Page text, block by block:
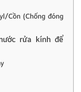
Cồn (Chống đóng
rửa kính để